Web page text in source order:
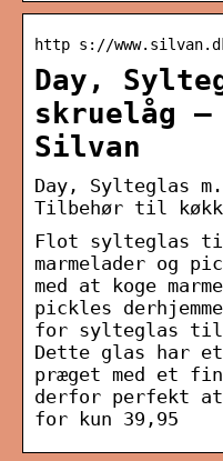
http s://
Day,
skruelåg –
Silvan
Day, Sylteglas
Tilbehør til
Flot sylteglas til
marmelader og
med at koge
pickles
for sylteglas
Dette glas har
præget med et
derfor perfekt at
for kun 39,95